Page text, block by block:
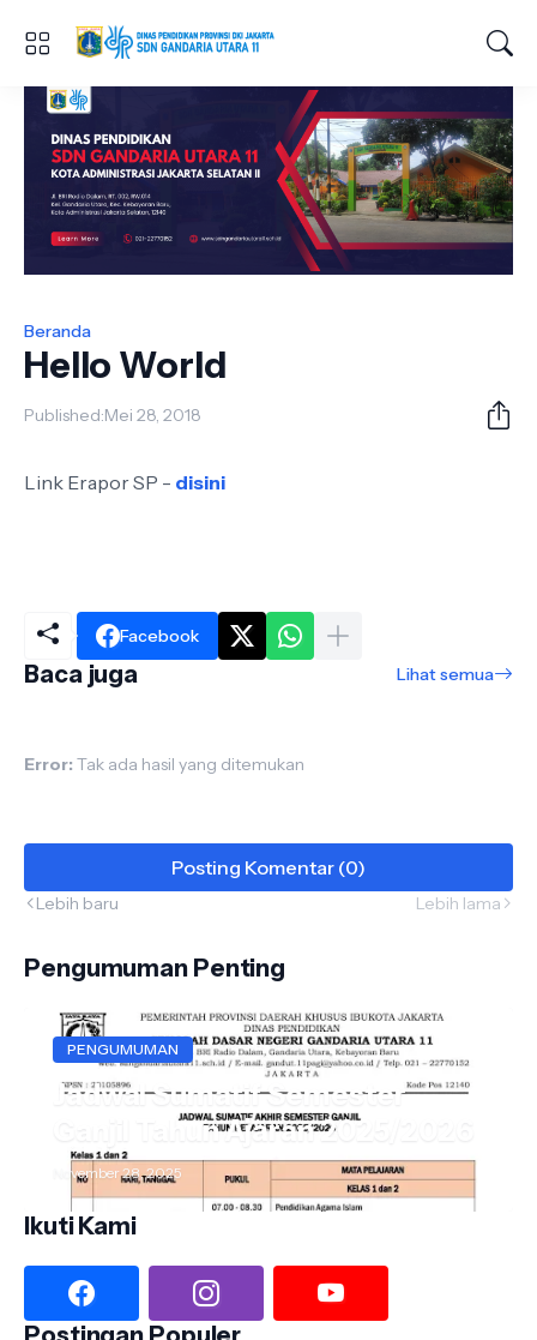
Beranda
Hello World
Published:Mei 28, 2018
Link Erapor SP - disini
Facebook
Baca juga Lihat semua
Error: Tak ada hasil yang ditemukan
Posting Komentar (0)
Lebih baru Lebih lama
Pengumuman Penting
PENGUMUMAN
Jadwal Sumatif Semester
Ganjil Tahun Ajaran 2025/2026
November 28, 2025
Ikuti Kami